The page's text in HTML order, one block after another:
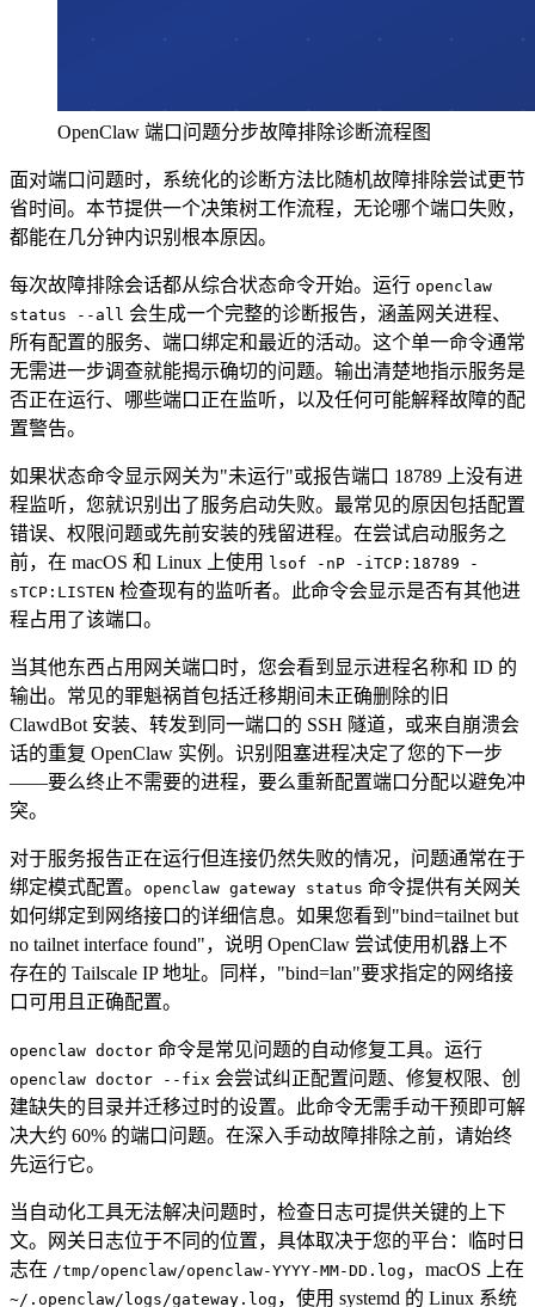
OpenClaw 端口问题分步故障排除诊断流程图
面对端口问题时，系统化的诊断方法比随机故障排除尝试更节
省时间。本节提供一个决策树工作流程，无论哪个端口失败，
都能在几分钟内识别根本原因。
每次故障排除会话都从综合状态命令开始。运行 openclaw
status --all 会生成一个完整的诊断报告，涵盖网关进程、
所有配置的服务、端口绑定和最近的活动。这个单一命令通常
无需进一步调查就能揭示确切的问题。输出清楚地指示服务是
否正在运行、哪些端口正在监听，以及任何可能解释故障的配
置警告。
如果状态命令显示网关为"未运行"或报告端口 18789 上没有进
程监听，您就识别出了服务启动失败。最常见的原因包括配置
错误、权限问题或先前安装的残留进程。在尝试启动服务之
前，在 macOS 和 Linux 上使用 lsof -nP -iTCP:18789 -
sTCP:LISTEN 检查现有的监听者。此命令会显示是否有其他进
程占用了该端口。
当其他东西占用网关端口时，您会看到显示进程名称和 ID 的
输出。常见的罪魁祸首包括迁移期间未正确删除的旧
ClawdBot 安装、转发到同一端口的 SSH 隧道，或来自崩溃会
话的重复 OpenClaw 实例。识别阻塞进程决定了您的下一步
——要么终止不需要的进程，要么重新配置端口分配以避免冲
突。
对于服务报告正在运行但连接仍然失败的情况，问题通常在于
绑定模式配置。 openclaw gateway status 命令提供有关网关
如何绑定到网络接口的详细信息。如果您看到"bind=tailnet but
no tailnet interface found"，说明 OpenClaw 尝试使用机器上不
存在的 Tailscale IP 地址。同样，"bind=lan"要求指定的网络接
口可用且正确配置。
openclaw doctor 命令是常见问题的自动修复工具。运行
openclaw doctor --fix 会尝试纠正配置问题、修复权限、创
建缺失的目录并迁移过时的设置。此命令无需手动干预即可解
决大约 60% 的端口问题。在深入手动故障排除之前，请始终
先运行它。
当自动化工具无法解决问题时，检查日志可提供关键的上下
文。网关日志位于不同的位置，具体取决于您的平台：临时日
志在 /tmp/openclaw/openclaw-YYYY-MM-DD.log ，macOS 上在
~/.openclaw/logs/gateway.log ，使用 systemd 的 Linux 系统